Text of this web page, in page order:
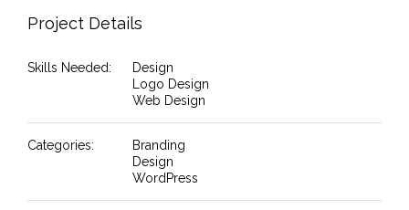
Project Details
Skills Needed:
Design
Logo Design
Web Design
Categories:
Branding
Design
WordPress